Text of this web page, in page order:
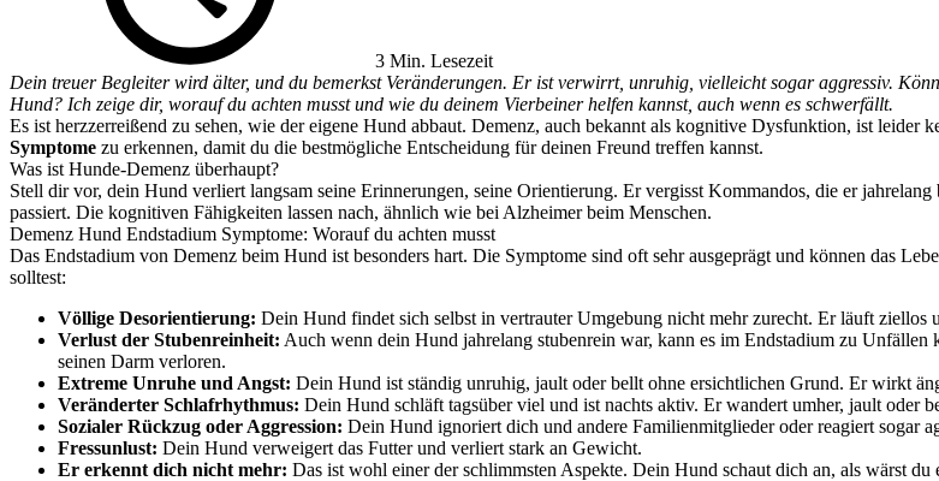
3 Min. Lesezeit
Dein treuer Begleiter wird älter, und du bemerkst Veränderungen. Er ist verwirrt, unruhig, vielleicht sogar aggressiv.
Hund? Ich zeige dir, worauf du achten musst und wie du deinem Vierbeiner helfen kannst, auch wenn es schwerfällt.
Es ist herzzerreißend zu sehen, wie der eigene Hund abbaut. Demenz, auch bekannt als kognitive Dysfunktion, ist leider
Symptome zu erkennen, damit du die bestmögliche Entscheidung für deinen Freund treffen kannst.
Was ist Hunde-Demenz überhaupt?
Stell dir vor, dein Hund verliert langsam seine Erinnerungen, seine Orientierung. Er vergisst Kommandos, die er
passiert. Die kognitiven Fähigkeiten lassen nach, ähnlich wie bei Alzheimer beim Menschen.
Demenz Hund Endstadium Symptome: Worauf du achten musst
Das Endstadium von Demenz beim Hund ist besonders hart. Die Symptome sind oft sehr ausgeprägt und können das
solltest:
Völlige Desorientierung: Dein Hund findet sich selbst in vertrauter Umgebung nicht mehr zurecht. Er läuft ziellos
Verlust der Stubenreinheit: Auch wenn dein Hund jahrelang stubenrein war, kann es im Endstadium zu
seinen Darm verloren.
Extreme Unruhe und Angst: Dein Hund ist ständig unruhig, jault oder bellt ohne ersichtlichen Grund. Er wirkt
Veränderter Schlafrhythmus: Dein Hund schläft tagsüber viel und ist nachts aktiv. Er wandert umher, jault oder
Sozialer Rückzug oder Aggression: Dein Hund ignoriert dich und andere Familienmitglieder oder reagiert sogar
Fressunlust: Dein Hund verweigert das Futter und verliert stark an Gewicht.
Er erkennt dich nicht mehr: Das ist wohl einer der schlimmsten Aspekte. Dein Hund schaut dich an, als wärst du